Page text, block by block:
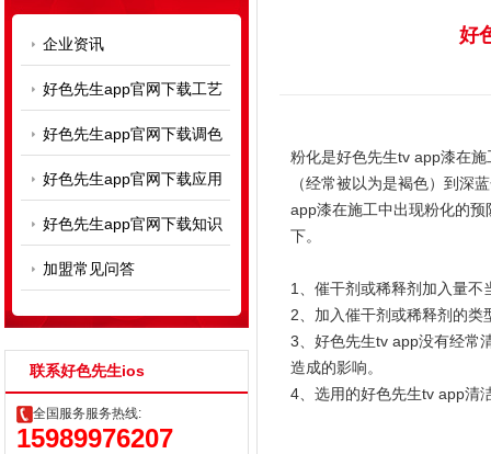
企业资讯
好色先生app官网下载工艺
好色先生app官网下载调色
好色先生app官网下载应用
好色先生app官网下载知识
加盟常见问答
联系好色先生ios
全国服务服务热线:
15989976207
好
粉化是好色先生tv app漆在施工
（经常被以为是褐色）到深蓝
app漆在施工中出现粉化的预
下。
1、催干剂或稀释剂加入量不当
2、加入催干剂或稀释剂的类型
3、好色先生tv app没有经常
造成的影响。
4、选用的好色先生tv app清